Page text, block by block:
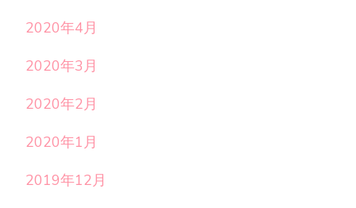
2020年4月
2020年3月
2020年2月
2020年1月
2019年12月